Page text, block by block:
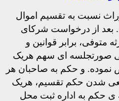
نسبت به تقسیم اموال
بعد از درخواست شرکای
متوفی، برابر قوانین و
صورتجلسه ای سهم هریک
نموده. و حکم به صاحبان هر
شدن حکم تقسیم، هریک
ی حکم به اداره ثبت محل